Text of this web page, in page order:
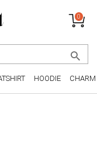
0
HOODIE CHARM